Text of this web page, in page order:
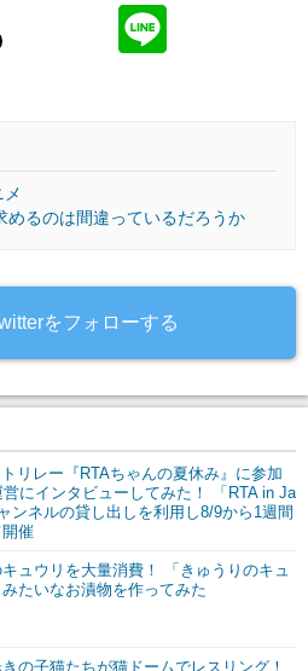
メ
めるのは間違っているだろうか
をフォローする
リレー『RTAちゃんの夏休み』に参加
にインタビューしてみた！ 「RTA in Ja
ンネルの貸し出しを利用し8/9から1週間
催
ュウリを大量消費！ 「きゅうりのキュ
たいなお漬物を作ってみた
の子猫たちが猫ドームでレスリング！